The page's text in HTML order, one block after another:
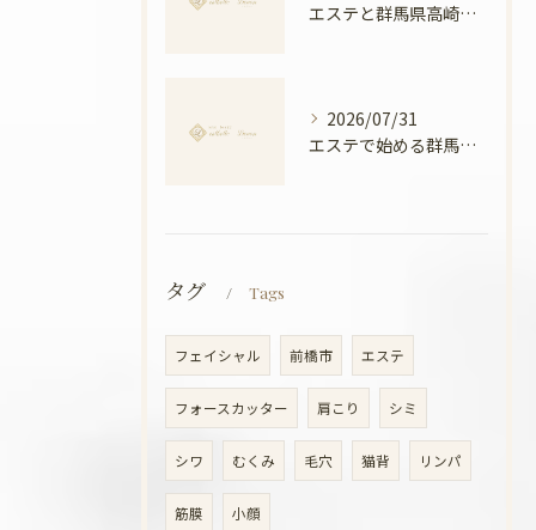
エステと群馬県高崎市の骨盤ケアで叶える産後ケアと美姿勢の新常識
2026/07/31
エステで始める群馬県高崎市の温活美容と冷え対策徹底ガイド
タグ Tags
フェイシャル 前橋市 エステ
フォースカッター 肩こり シミ
シワ むくみ 毛穴 猫背 リンパ
筋膜 小顔